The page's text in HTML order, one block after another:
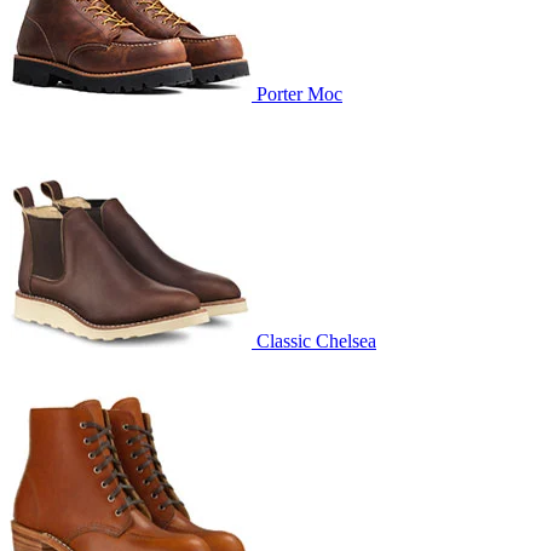
Porter Moc
Classic Chelsea